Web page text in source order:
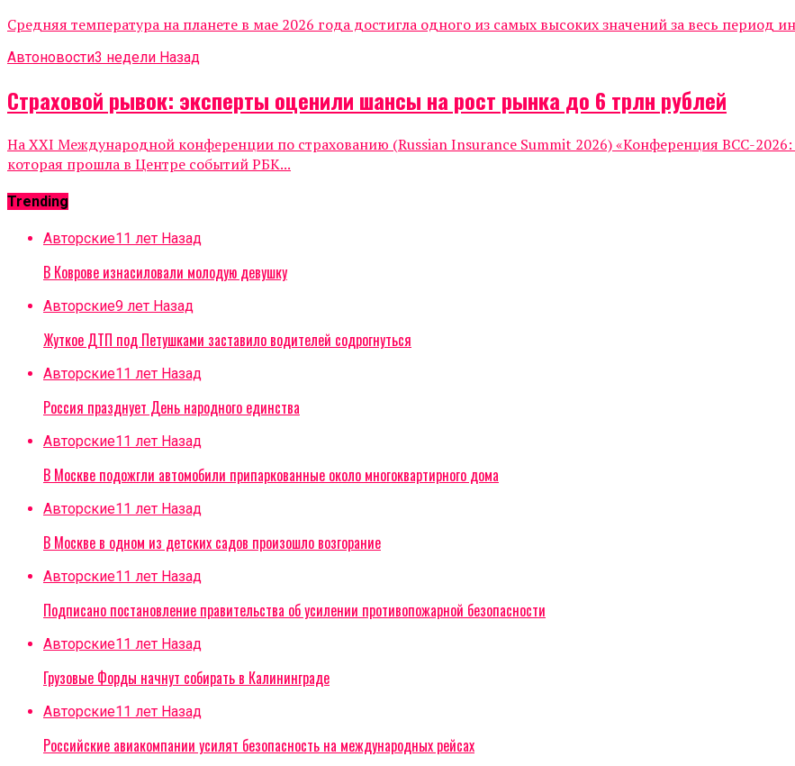
Средняя температура на планете в мае 2026 года достигла одного из самых высоких значений за весь период
Автоновости3 недели Назад
Страховой рывок: эксперты оценили шансы на рост рынка до 6 трлн рублей
На XXI Международной конференции по страхованию (Russian Insurance Summit 2026) «Конференция ВСС-
которая прошла в Центре событий РБК...
Trending
Авторские11 лет Назад
В Коврове изнасиловали молодую девушку
Авторские9 лет Назад
Жуткое ДТП под Петушками заставило водителей содрогнуться
Авторские11 лет Назад
Россия празднует День народного единства
Авторские11 лет Назад
В Москве подожгли автомобили припаркованные около многоквартирного дома
Авторские11 лет Назад
В Москве в одном из детских садов произошло возгорание
Авторские11 лет Назад
Подписано постановление правительства об усилении противопожарной безопасности
Авторские11 лет Назад
Грузовые Форды начнут собирать в Калининграде
Авторские11 лет Назад
Российские авиакомпании усилят безопасность на международных рейсах